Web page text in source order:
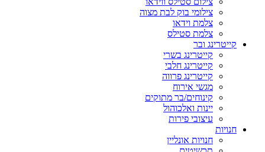
צילומי בוק לבת מצוה
צלמת וידאו
צלמת סטילס
קייטרינג ובר
קייטרינג בשרי
קייטרינג חלבי
קייטרינג פרווה
מגשי אירוח
קינוחים/בר מתוקים
יינות ואלכוהול
עיצובי פירות
חנויות
חנויות אונליין